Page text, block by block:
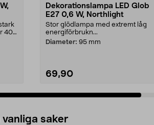
40
Dekorationslampa LED Glob
E27 0,6 W, Northlight
Stor glödlampa med extremt låg
energiförbrukn...
Diameter: 95 mm
69,90
saker